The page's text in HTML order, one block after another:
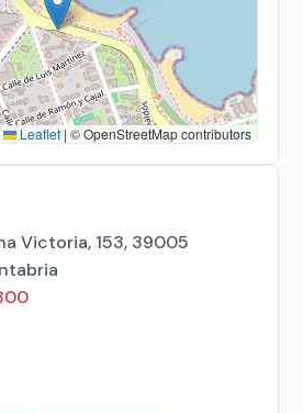
Leaflet |© OpenStreetMap contributors
Victoria, 153, 39005